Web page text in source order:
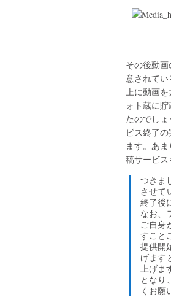
その後動
意されて
上に動画
ォト蔵に
たのでし
ビス終了
ます。あ
稿サービス
つきま
させて
終了後
なお、
ご自身
すこと
提供開
げます
上げま
となり
くお願